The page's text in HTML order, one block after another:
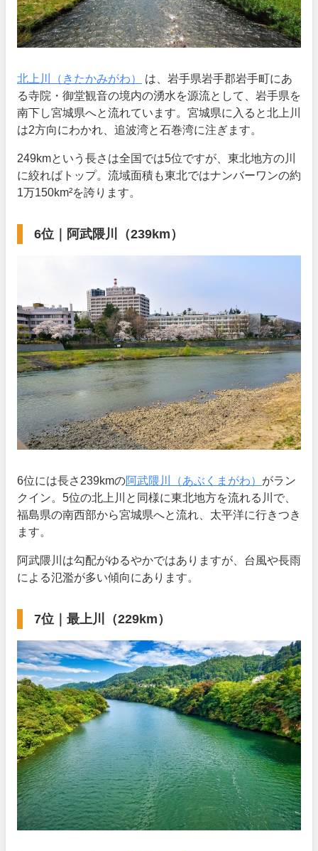
北上川（きたかみがわ）
は、岩手県岩手郡岩手町にあ
る寺院・御堂観音の境内の湧水を源流として、岩手県を
南下し宮城県へと流れています。宮城県に入ると北上川
は2方向にわかれ、追波湾と石巻湾に注ぎます。
249kmという長さは全国では5位ですが、東北地方の川
に絞ればトップ。流域面積も東北ではナンバーワンの約
1万150km²を誇ります。
6位｜阿武隈川（239km）
6位には長さ239kmの阿武隈川（あぶくまがわ） がラン
クイン。5位の北上川と同様に東北地方を流れる川で、
福島県の南西部から宮城県へと流れ、太平洋に行きつき
ます。
阿武隈川は勾配がゆるやかではありますが、台風や長雨
による氾濫が多い傾向にあります。
7位｜最上川（229km）